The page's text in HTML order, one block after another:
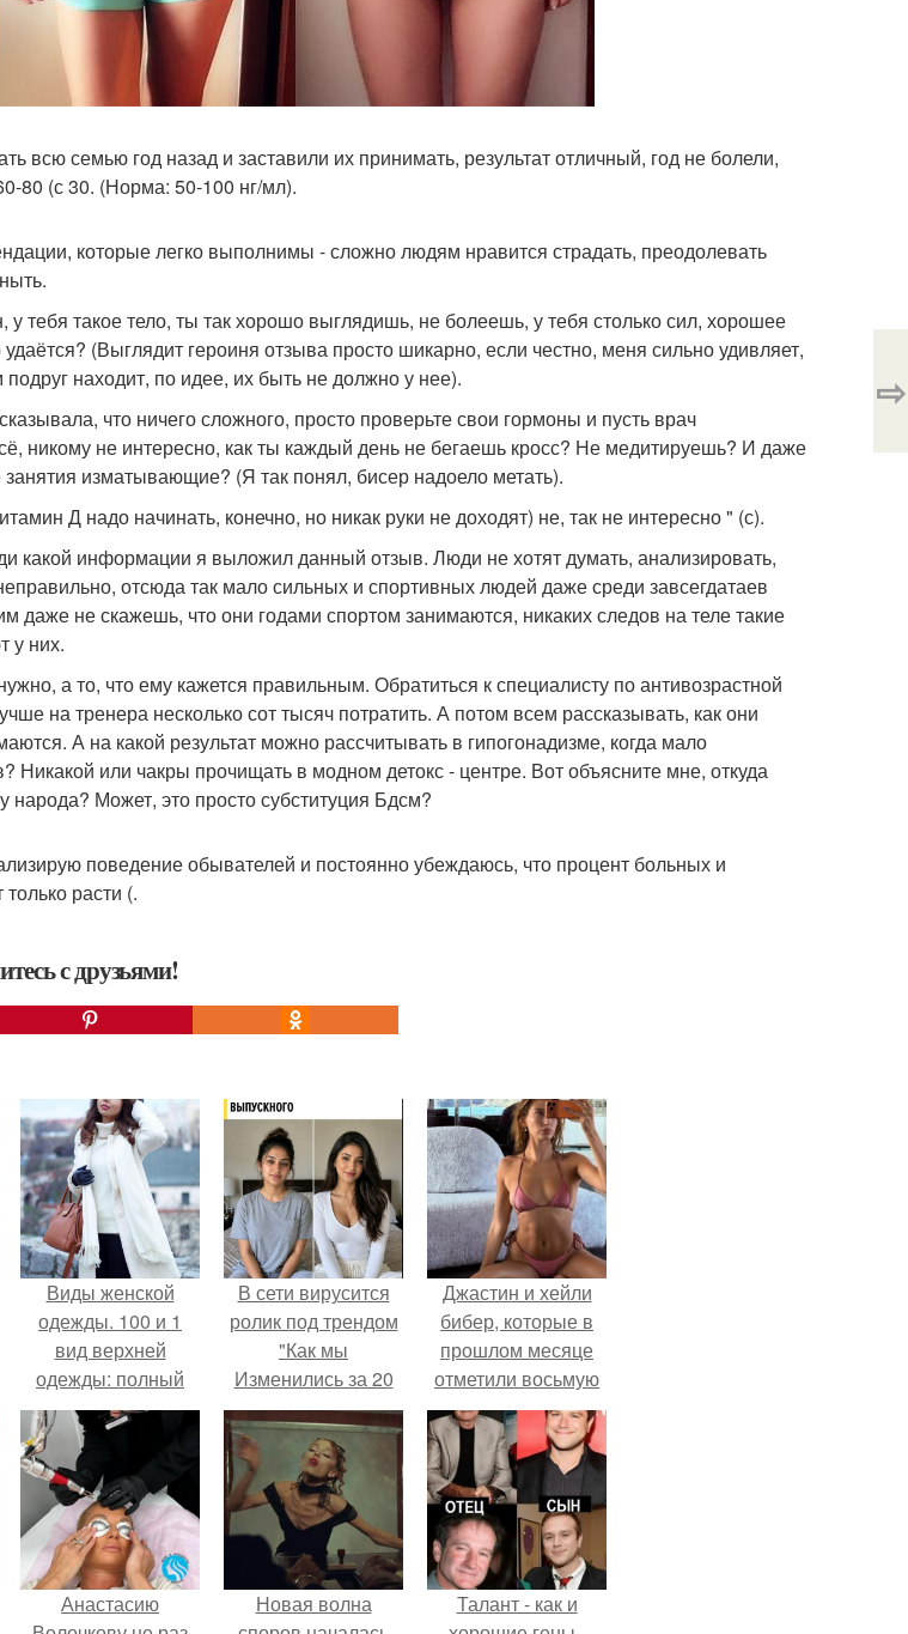
всю семью год назад и заставили их принимать, результат отличный, год не болели,
80 (с 30. (Норма: 50-100 нг/мл).
которые легко выполнимы - сложно людям нравится страдать, преодолевать
тебя такое тело, ты так хорошо выглядишь, не болеешь, у тебя столько сил, хорошее
удаётся? (Выглядит героиня отзыва просто шикарно, если честно, меня сильно удивляет,
подруг находит, по идее, их быть не должно у нее).
что ничего сложного, просто проверьте свои гормоны и пусть врач
никому не интересно, как ты каждый день не бегаешь кросс? Не медитируешь? И даже
изматывающие? (Я так понял, бисер надоело метать).
Д надо начинать, конечно, но никак руки не доходят) не, так не интересно " (с).
какой информации я выложил данный отзыв. Люди не хотят думать, анализировать,
отсюда так мало сильных и спортивных людей даже среди завсегдатаев
даже не скажешь, что они годами спортом занимаются, никаких следов на теле такие
у них.
а то, что ему кажется правильным. Обратиться к специалисту по антивозрастной
на тренера несколько сот тысяч потратить. А потом всем рассказывать, как они
А на какой результат можно рассчитывать в гипогонадизме, когда мало
Никакой или чакры прочищать в модном детокс - центре. Вот объясните мне, откуда
народа? Может, это просто субституция Бдсм?
поведение обывателей и постоянно убеждаюсь, что процент больных и
расти (.
с друзьями!
⇨
Виды женской
одежды. 100 и 1
вид верхней
одежды: полный
словарь видов
пальто, курток и
прочего
В сети вирусится
ролик под трендом
"Как мы
Изменились за 20
лет".
Джастин и хейли
бибер, которые в
прошлом месяце
отметили восьмую
годовщину
помолвки, показали
новые фото с
совместного
отдыха.
Анастасию
Новая волна
Талант - как и